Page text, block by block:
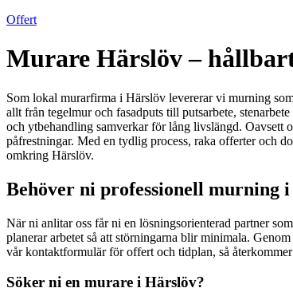
Offert
Murare Härslöv –
Som lokal murarfirma i Härslöv levererar vi murning
allt från tegelmur och fasadputs till putsarbete,
och ytbehandling samverkar för lång livslängd. Oavsett
påfrestningar. Med en tydlig process, raka offerter och
omkring Härslöv.
Behöver ni professionell murning
När ni anlitar oss får ni en lösningsorienterad partner
planerar arbetet så att störningarna blir minimala.
vår kontaktformulär för offert och tidplan, så
Söker ni en murare i Härslöv?